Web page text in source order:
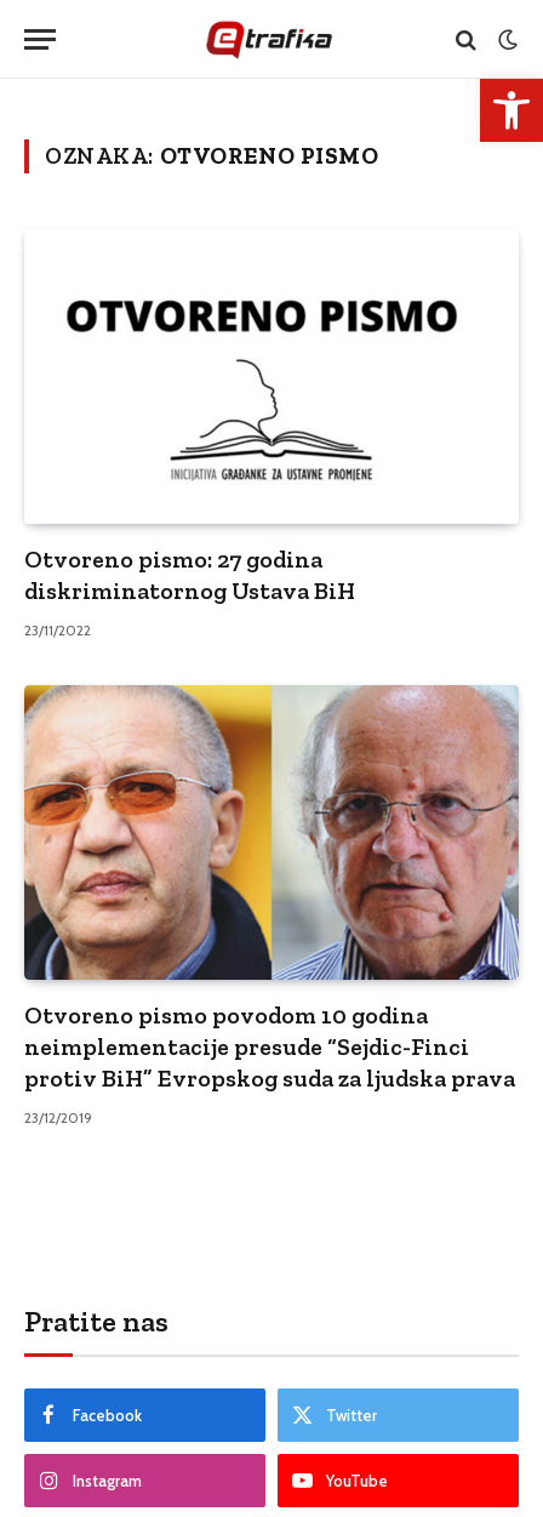
OZNAKA: OTVORENO PISMO
Otvoreno pismo: 27 godina
diskriminatornog Ustava BiH
23/11/2022
Otvoreno pismo povodom 10 godina
neimplementacije presude “Sejdic-Finci
protiv BiH” Evropskog suda za ljudska prava
23/12/2019
Pratite nas
Facebook Twitter
Instagram YouTube